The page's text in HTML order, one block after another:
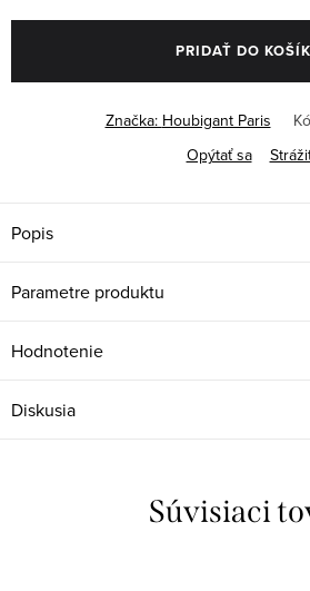
PRIDAŤ DO
Značka: Houbigant Paris
Opýtať sa
Popis
Parametre produktu
Hodnotenie
Diskusia
Súvisiaci